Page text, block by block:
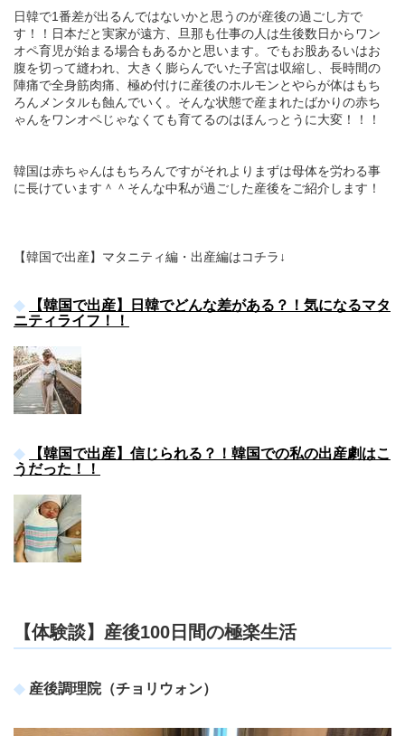
日韓で1番差が出るんではないかと思うのが産後の過ごし方で
す！！日本だと実家が遠方、旦那も仕事の人は生後数日からワン
オペ育児が始まる場合もあるかと思います。でもお股あるいはお
腹を切って縫われ、大きく膨らんでいた子宮は収縮し、長時間の
陣痛で全身筋肉痛、極め付けに産後のホルモンとやらが体はもち
ろんメンタルも蝕んでいく。そんな状態で産まれたばかりの赤ち
ゃんをワンオペじゃなくても育てるのはほんっとうに大変！！！
韓国は赤ちゃんはもちろんですがそれよりまずは母体を労わる事
に長けています＾＾そんな中私が過ごした産後をご紹介します！
【韓国で出産】マタニティ編・出産編はコチラ↓
【韓国で出産】日韓でどんな差がある？！気になるマタ
ニティライフ！！
【韓国で出産】信じられる？！韓国での私の出産劇はこ
うだった！！
【体験談】産後100日間の極楽生活
産後調理院（チョリウォン）